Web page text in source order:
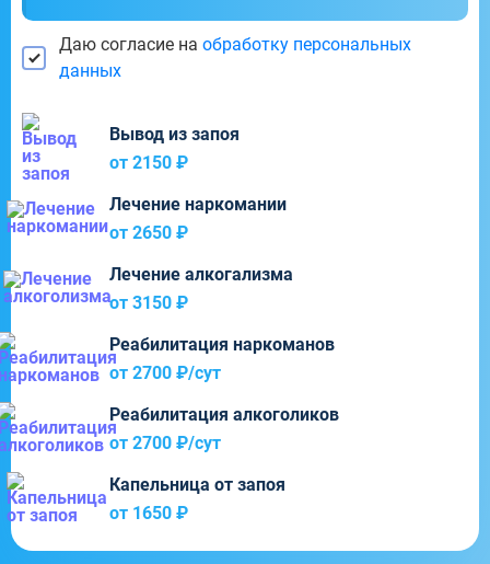
Даю согласие на обработку персональных
данных
Вывод из запоя
от 2150 ₽
Лечение наркомании
от 2650 ₽
Лечение алкогализма
от 3150 ₽
Реабилитация наркоманов
от 2700 ₽/cут
Реабилитация алкоголиков
от 2700 ₽/cут
Капельница от запоя
от 1650 ₽